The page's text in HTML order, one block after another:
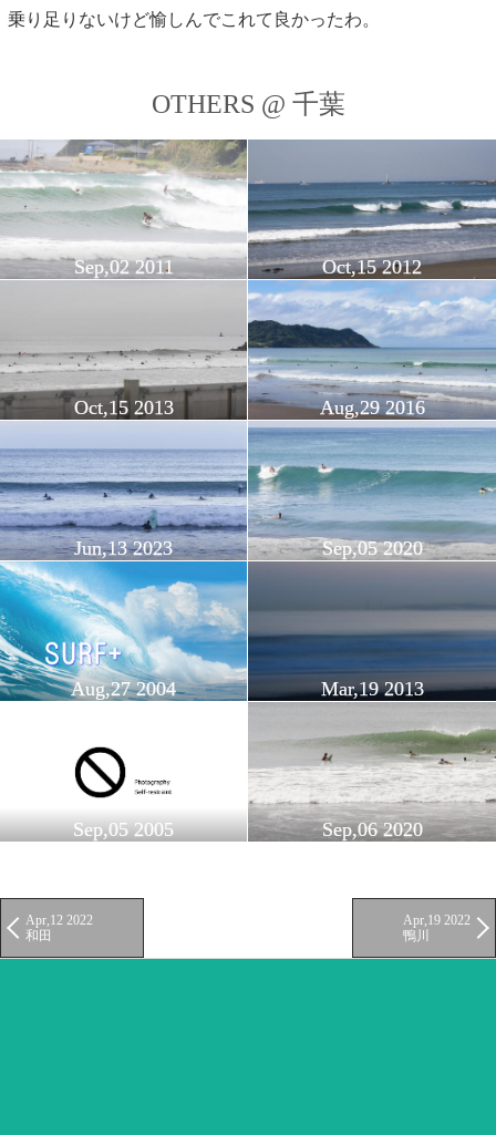
乗り足りないけど愉しんでこれて良かったわ。
OTHERS @ 千葉
Sep,02 2011 Oct,15 2012
Oct,15 2013 Aug,29 2016
Jun,13 2023 Sep,05 2020
Aug,27 2004 Mar,19 2013
Sep,05 2005 Sep,06 2020
Apr,12 2022
和田
Apr,19 2022
鴨川